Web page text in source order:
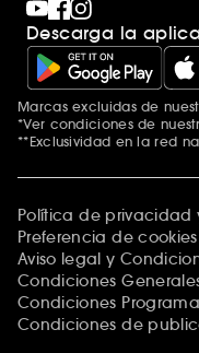
Descarga la
Marcas excluidas de
*Ver condiciones de
**Exclusividad en la red
Política de privacidad
Preferencia de cookies
Aviso legal y
Condiciones
Condiciones
Condiciones de